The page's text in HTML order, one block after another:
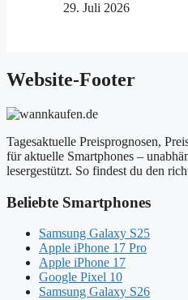
29. Juli 2026
Website-Footer
Tagesaktuelle Preisprognosen,
für aktuelle Smartphones –
lesergestützt. So findest du den
Beliebte Smartphones
Samsung Galaxy S25
Apple iPhone 17 Pro
Apple iPhone 17
Google Pixel 10
Samsung Galaxy S26